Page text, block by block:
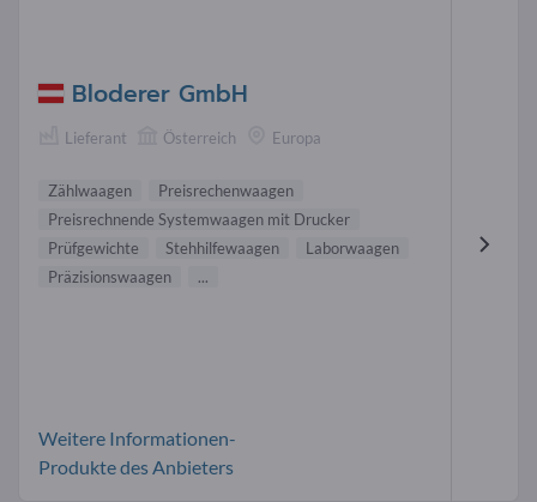
Bloderer GmbH
Lieferant Österreich Europa
Zählwaagen
Preisrechenwaagen
Preisrechnende Systemwaagen mit Drucker
Prüfgewichte
Stehhilfewaagen
Laborwaagen
Präzisionswaagen
...
Weitere Informationen-
Produkte des Anbieters